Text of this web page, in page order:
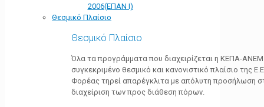
2006(ΕΠΑΝ Ι)
Θεσμικό Πλαίσιο
Θεσμικό Πλαίσιο
Όλα τα προγράμματα που διαχειρίζεται η ΚΕΠΑ-
συγκεκριμένο θεσμικό και κανονιστικό πλαίσιο της
Φορέας τηρεί απαρέγκλιτα με απόλυτη προσήλωση
διαχείριση των προς διάθεση πόρων.